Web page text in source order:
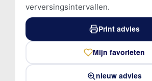
verversingsintervallen.
Print advies
Mijn favorieten
nieuw advies